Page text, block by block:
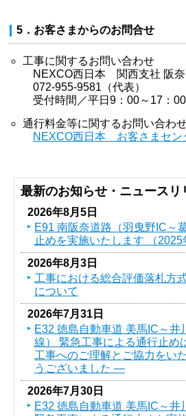
5．お客さまからのお問合せ
工事に関するお問い合わせ
NEXCO西日本 関西支社 阪奈
072-955-9581（代表）
受付時間／平日9：00～17：00
通行料金等に関するお問い合わ
NEXCO西日本 お客さまセン
最新のお知らせ・ニュースリ
2026年8月5日
E91 南阪奈道路（羽曳野IC～
止めを実施いたします （2025
2026年8月3日
工事における総合評価落札方
について
2026年7月31日
E32 徳島自動車道 美馬IC～井
線） 緊急工事による通行止
工事へのご理解とご協力をい
うございました ―
2026年7月30日
E32 徳島自動車道 美馬IC～井